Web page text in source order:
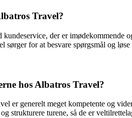
Travel?
der er
sørger for at besvare spørgsmål og
hos Albatros Travel?
er generelt meget kompetente og
strukturere turene, så de er